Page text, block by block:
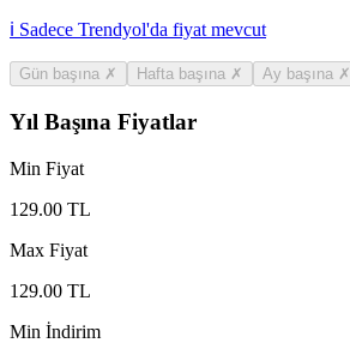
ℹ️ Sadece Trendyol'da fiyat mevcut
Gün başına ✗ Hafta başına ✗ Ay başına ✗
Yıl Başına Fiyatlar
Min Fiyat
129.00 TL
Max Fiyat
129.00 TL
Min İndirim